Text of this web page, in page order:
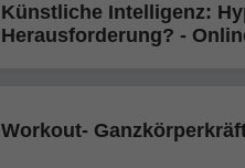
Künstliche Intelligenz:
Herausforderung? -
Workout-